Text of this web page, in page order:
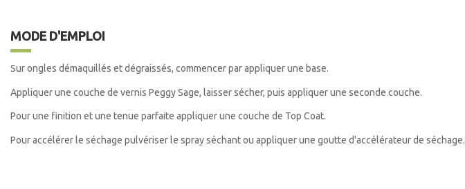
MODE D'EMPLOI
Sur ongles démaquillés et dégraissés, commencer par appliquer une base.
Appliquer une couche de vernis Peggy Sage, laisser sécher, puis appliquer une seconde couche.
Pour une finition et une tenue parfaite appliquer une couche de Top Coat.
Pour accélérer le séchage pulvériser le spray séchant ou appliquer une goutte d'accélérateur de séchage.